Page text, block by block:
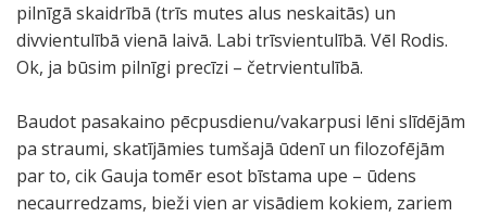
pilnīgā skaidrībā (trīs mutes alus neskaitās) un
divvientulībā vienā laivā. Labi trīsvientulībā. Vēl Rodis.
Ok, ja būsim pilnīgi precīzi – četrvientulībā.
Baudot pasakaino pēcpusdienu/vakarpusi lēni slīdējām
pa straumi, skatījāmies tumšajā ūdenī un filozofējām
par to, cik Gauja tomēr esot bīstama upe – ūdens
necaurredzams, bieži vien ar visādiem kokiem, zariem